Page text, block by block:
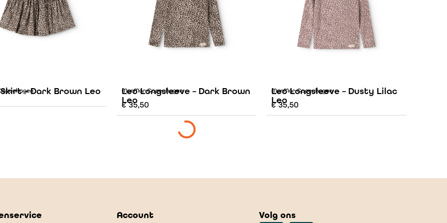
– Dark Brown Leo MarMar Copenhagen
Leo Longsleeve – Dark Brown
Leo
€35,50
MarMar Copenhagen
Leo Longsleeve – Dusty Lilac
Leo
€35,50
Account Volg ons